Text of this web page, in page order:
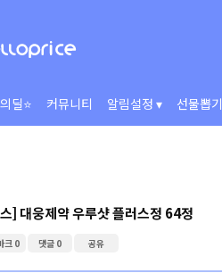
딜⭐ 커뮤니티 알림설정 ▾ 선물뽑기
] 대웅제약 우루샷 플러스정 64정
크 0 댓글 0 공유